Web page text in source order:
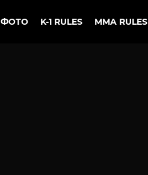
ФОТО K-1 RULES MMA RULES